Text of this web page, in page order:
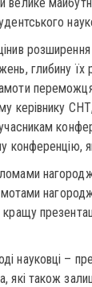
глибину
керівнику
конференцію,
науковці –
які також